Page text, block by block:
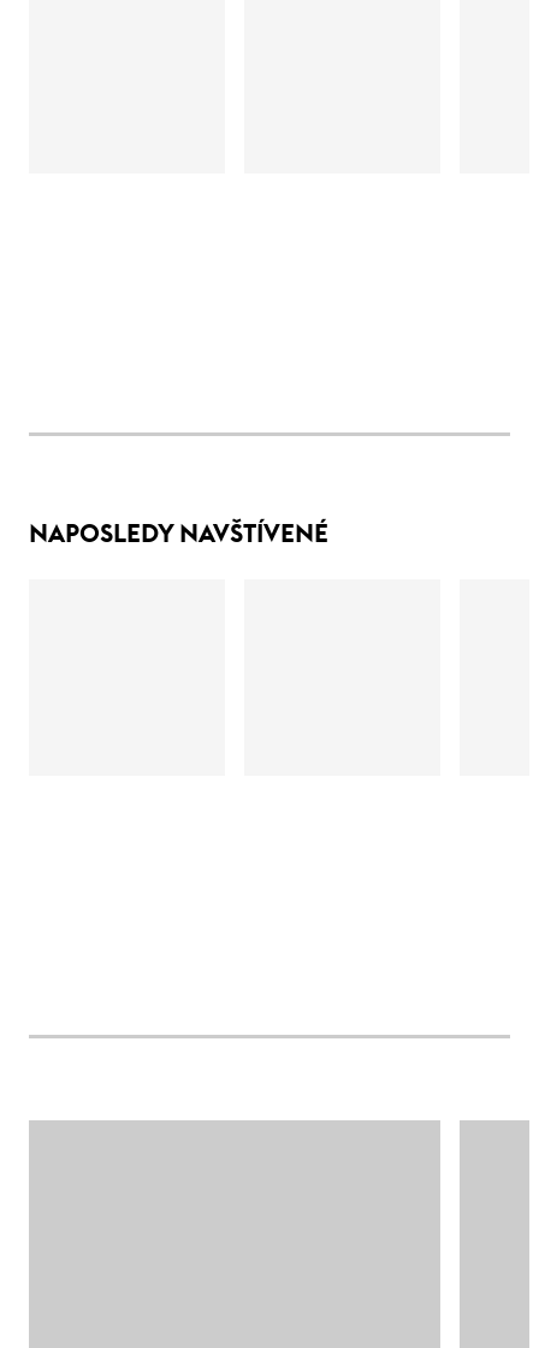
NAPOSLEDY NAVŠTÍVENÉ